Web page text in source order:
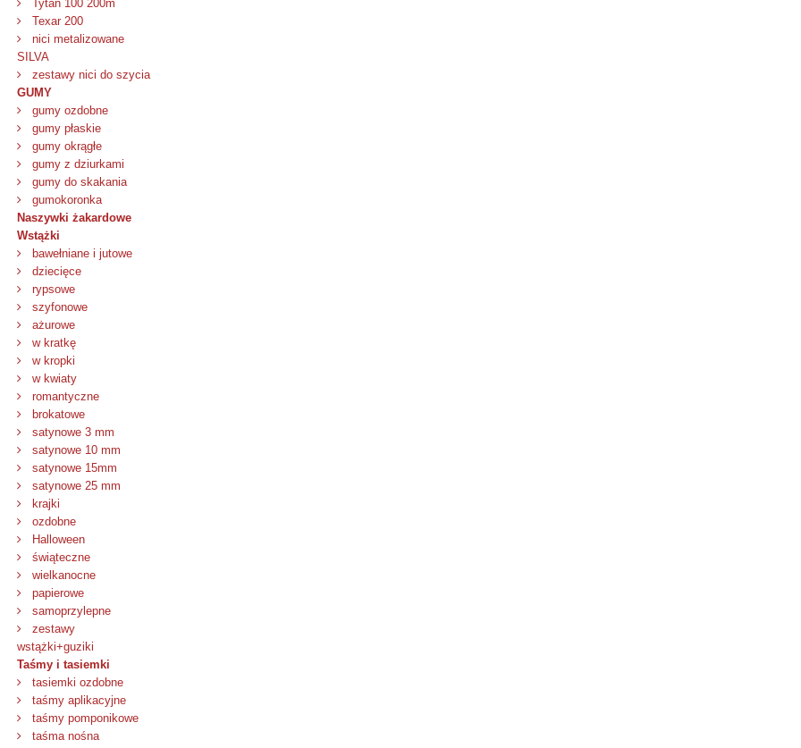
Tytan 100 200m
Texar 200
nici metalizowane
SILVA
zestawy nici do szycia
GUMY
gumy ozdobne
gumy płaskie
gumy okrągłe
gumy z dziurkami
gumy do skakania
gumokoronka
Naszywki żakardowe
Wstążki
bawełniane i jutowe
dziecięce
rypsowe
szyfonowe
ażurowe
w kratkę
w kropki
w kwiaty
romantyczne
brokatowe
satynowe 3 mm
satynowe 10 mm
satynowe 15mm
satynowe 25 mm
krajki
ozdobne
Halloween
świąteczne
wielkanocne
papierowe
samoprzylepne
zestawy
wstążki+guziki
Taśmy i tasiemki
tasiemki ozdobne
taśmy aplikacyjne
taśmy pomponikowe
taśma nośna